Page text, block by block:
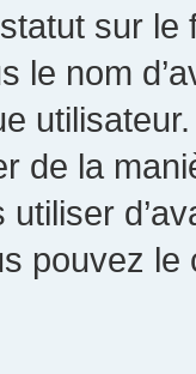
sur
le nom
utilisateur.
de la
pouvez